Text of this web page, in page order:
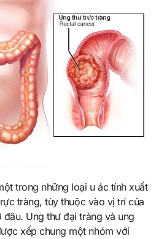
tràng, tùy thuộc vào vị trí của
đâu. Ung thư đại tràng và ung
xếp chung một nhóm với